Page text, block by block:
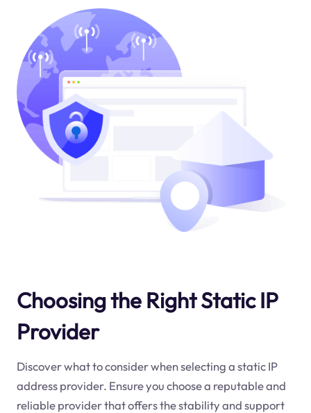
Choosing the Right Static IP
Provider
Discover what to consider when selecting a static IP
address provider. Ensure you choose a reputable and
reliable provider that offers the stability and support